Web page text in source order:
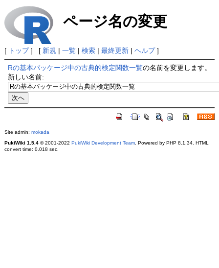
ページ名の変更
[ トップ] [ 新規 | 一覧| 検索| 最終更新| ヘルプ]
Rの基本パッケージ中の古典的検定関数一覧の名前を変更します。
新しい名前:
Site admin: mokada
PukiWiki 1.5.4© 2001-2022 PukiWiki Development Team. Powered by PHP 8.1.34. HTML
convert time: 0.018 sec.